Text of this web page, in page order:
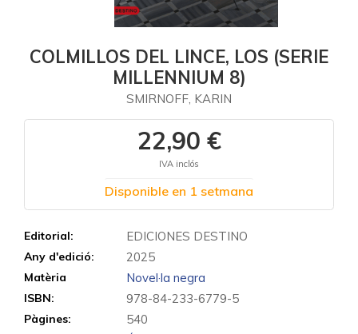
COLMILLOS DEL LINCE, LOS (SERIE
MILLENNIUM 8)
SMIRNOFF, KARIN
22,90 €
IVA inclós
Disponible en 1 setmana
Editorial: EDICIONES DESTINO
Any d'edició: 2025
Matèria Novel·la negra
ISBN: 978-84-233-6779-5
Pàgines: 540